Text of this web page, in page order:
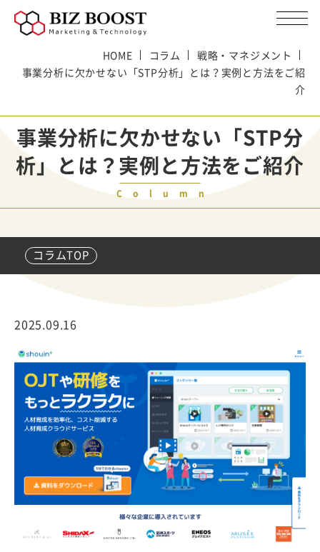
HOME コラム
戦略・マネジメント
事業分析に欠かせない「STP分析」とは？実例と方法をご紹
介
事業分析に欠かせない「STP分
析」とは？実例と方法をご紹介
Column
コラムTOP
2025.09.16